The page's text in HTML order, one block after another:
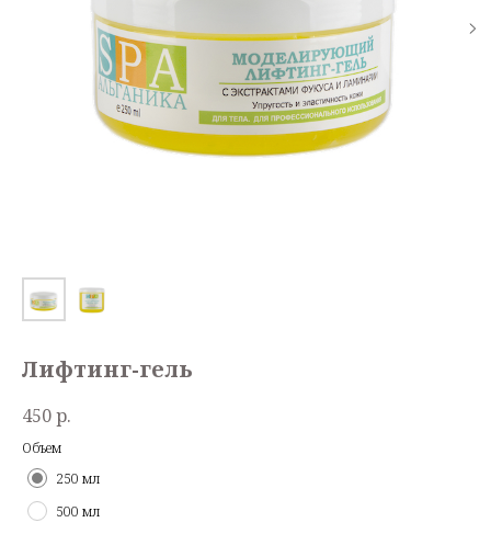
Лифтинг-гель
450р.
Объем
250 мл
500 мл